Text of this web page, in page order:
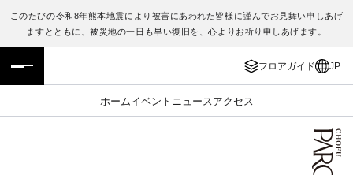
このたびの令和8年熊本地震により被害にあわれた皆様に謹んでお見舞い申しあげ
ますとともに、被災地の一日も早い復旧を、心よりお祈り申しあげます。
フロアガイド JP
ホームイベント ニュース アクセス
フロアガイド
施設案内・アクセス
ENGLISH
繁体字